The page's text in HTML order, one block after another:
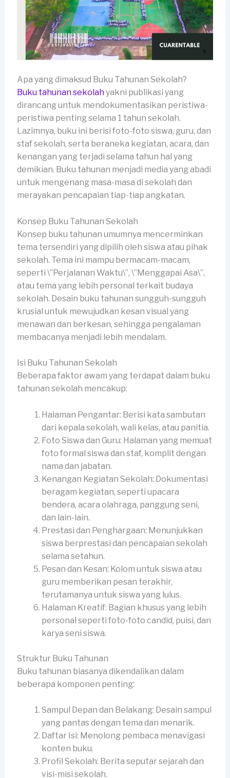
Apa yang dimaksud Buku Tahunan Sekolah?
Buku tahunan sekolahyakni publikasi yang
dirancang untuk mendokumentasikan peristiwa-
peristiwa penting selama 1 tahun sekolah.
Lazimnya, buku ini berisi foto-foto siswa, guru, dan
staf sekolah, serta beraneka kegiatan, acara, dan
kenangan yang terjadi selama tahun hal yang
demikian. Buku tahunan menjadi media yang abadi
untuk mengenang masa-masa di sekolah dan
merayakan pencapaian tiap-tiap angkatan.
Konsep Buku Tahunan Sekolah
Konsep buku tahunan umumnya mencerminkan
tema tersendiri yang dipilih oleh siswa atau pihak
sekolah. Tema ini mampu bermacam-macam,
seperti \”Perjalanan Waktu\”, \”Menggapai Asa\”,
atau tema yang lebih personal terkait budaya
sekolah. Desain buku tahunan sungguh-sungguh
krusial untuk mewujudkan kesan visual yang
menawan dan berkesan, sehingga pengalaman
membacanya menjadi lebih mendalam.
Isi Buku Tahunan Sekolah
Beberapa faktor awam yang terdapat dalam buku
tahunan sekolah mencakup:
Halaman Pengantar: Berisi kata sambutan
dari kepala sekolah, wali kelas, atau panitia.
Foto Siswa dan Guru: Halaman yang memuat
foto formal siswa dan staf, komplit dengan
nama dan jabatan.
Kenangan Kegiatan Sekolah: Dokumentasi
beragam kegiatan, seperti upacara
bendera, acara olahraga, panggung seni,
dan lain-lain.
Prestasi dan Penghargaan: Menunjukkan
siswa berprestasi dan pencapaian sekolah
selama setahun.
Pesan dan Kesan: Kolom untuk siswa atau
guru memberikan pesan terakhir,
terutamanya untuk siswa yang lulus.
Halaman Kreatif: Bagian khusus yang lebih
personal seperti foto-foto candid, puisi, dan
karya seni siswa.
Struktur Buku Tahunan
Buku tahunan biasanya dikendalikan dalam
beberapa komponen penting:
Sampul Depan dan Belakang: Desain sampul
yang pantas dengan tema dan menarik.
Daftar Isi: Menolong pembaca menavigasi
konten buku.
Profil Sekolah: Berita seputar sejarah dan
visi-misi sekolah.